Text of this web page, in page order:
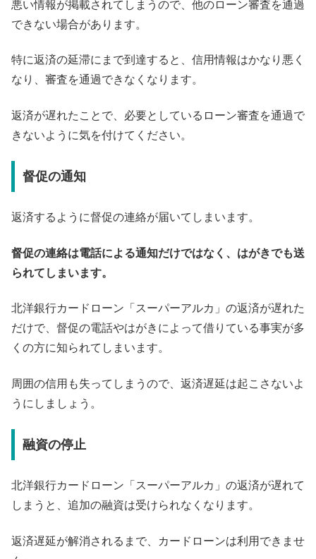
悪い情報が掲載されてしまうので、他のローン審査を通過
できない場合があります。
特に返済の延滞にまで到達すると、信用情報はかなり悪く
なり、審査を通過できなくなります。
返済が遅れたことで、必要としているローン審査を通過で
きないように気を付けてください。
督促の通知
返済するように督促の連絡が届いてしまいます。
督促の連絡は電話による通知だけではなく、はがきでも送
られてしまいます。
北洋銀行カードローン「スーパーアルカ」の返済が遅れた
だけで、督促の電話やはがきによって借りている事実が多
くの方に知られてしまいます。
周囲の信用も失ってしまうので、返済遅延は起こさないよ
うにしましょう。
融資の停止
北洋銀行カードローン「スーパーアルカ」の返済が遅れて
しまうと、追加の融資は受けられなくなります。
返済遅延が解消されるまで、カードローンは利用できませ